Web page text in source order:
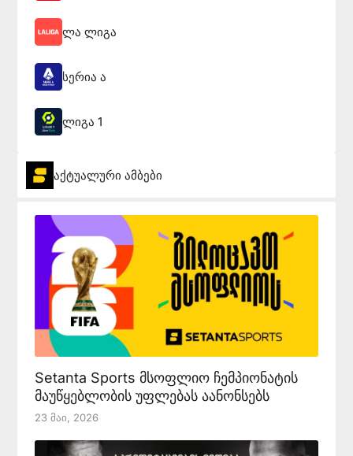
ლა ლიგა
სერია ა
ლიგა 1
აქტუალური ამბები
Setanta Sports მსოფლიო ჩემპიონატის
მაუწყებლობის უფლებას აანონსებს
23 Მაი, 2026